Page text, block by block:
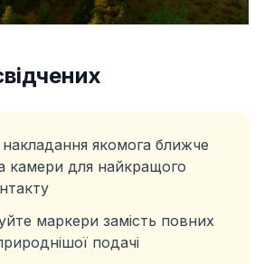
якомога ближче
камери для найкращого
маркери замість повних
подачі